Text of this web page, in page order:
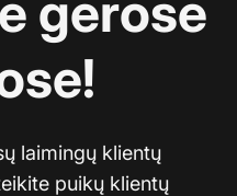
laimingų klientų
puikų klientų